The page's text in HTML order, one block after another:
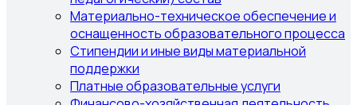
Материально-техническое обеспечение и
оснащенность образовательного процесса
Стипендии и иные виды материальной
поддержки
Платные образовательные услуги